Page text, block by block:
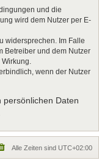
und die
wird dem Nutzer per E-
widersprechen. Im Falle
Betreiber und dem Nutzer
Wirkung.
wenn der Nutzer
Daten
Alle Zeiten sind UTC+02:00